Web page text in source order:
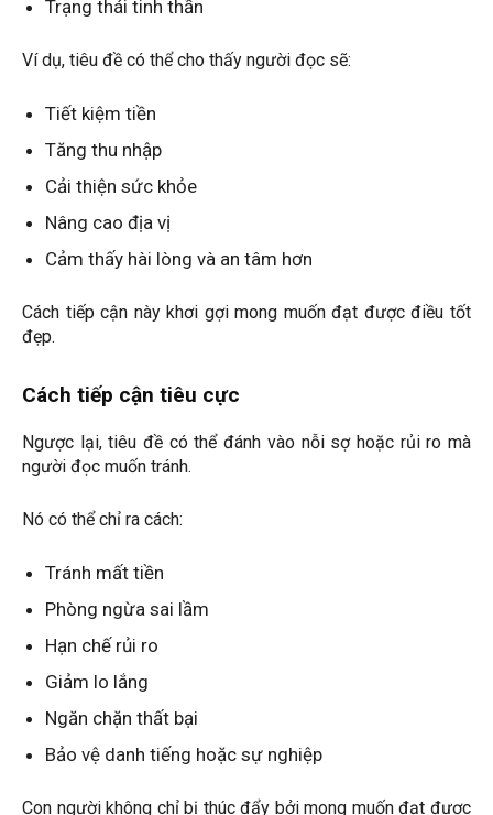
Trạng thái tinh thần
Ví dụ, tiêu đề có thể cho thấy người đọc sẽ:
Tiết kiệm tiền
Tăng thu nhập
Cải thiện sức khỏe
Nâng cao địa vị
Cảm thấy hài lòng và an tâm hơn
Cách tiếp cận này khơi gợi mong muốn đạt được điều tốt
đẹp.
Cách tiếp cận tiêu cực
Ngược lại, tiêu đề có thể đánh vào nỗi sợ hoặc rủi ro mà
người đọc muốn tránh.
Nó có thể chỉ ra cách:
Tránh mất tiền
Phòng ngừa sai lầm
Hạn chế rủi ro
Giảm lo lắng
Ngăn chặn thất bại
Bảo vệ danh tiếng hoặc sự nghiệp
Con người không chỉ bị thúc đẩy bởi mong muốn đạt được